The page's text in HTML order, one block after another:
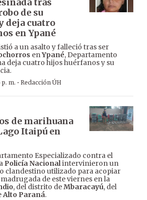
tras
de su
deja cuatro
en Ypané
a un asalto y falleció tras ser
enYpané, Departamento
deja cuatro hijos huérfanos y su
p. m. · Redacción ÚH
de marihuana
Itaipú en
Especializado contra el
Policía Nacionalintervinieron un
clandestino utilizado para acopiar
de este viernes en la
, del distrito deMbaracayú, del
Alto Paraná.